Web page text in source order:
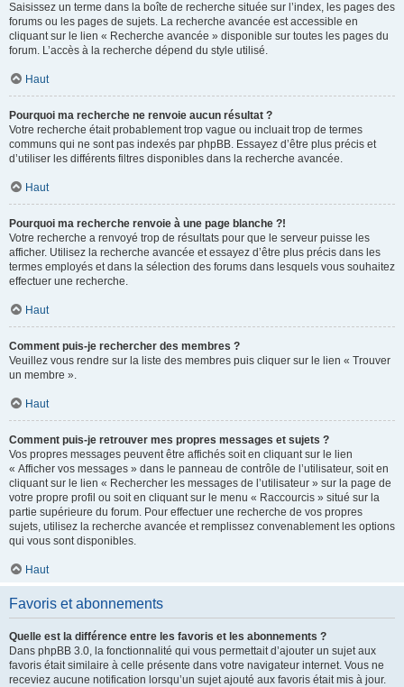
Saisissez un terme dans la boîte de recherche située sur l’index, les pages des
forums ou les pages de sujets. La recherche avancée est accessible en
cliquant sur le lien « Recherche avancée » disponible sur toutes les pages du
forum. L’accès à la recherche dépend du style utilisé.
Haut
Pourquoi ma recherche ne renvoie aucun résultat ?
Votre recherche était probablement trop vague ou incluait trop de termes
communs qui ne sont pas indexés par phpBB. Essayez d’être plus précis et
d’utiliser les différents filtres disponibles dans la recherche avancée.
Haut
Pourquoi ma recherche renvoie à une page blanche ?!
Votre recherche a renvoyé trop de résultats pour que le serveur puisse les
afficher. Utilisez la recherche avancée et essayez d’être plus précis dans les
termes employés et dans la sélection des forums dans lesquels vous souhaitez
effectuer une recherche.
Haut
Comment puis-je rechercher des membres ?
Veuillez vous rendre sur la liste des membres puis cliquer sur le lien « Trouver
un membre ».
Haut
Comment puis-je retrouver mes propres messages et sujets ?
Vos propres messages peuvent être affichés soit en cliquant sur le lien
« Afficher vos messages » dans le panneau de contrôle de l’utilisateur, soit en
cliquant sur le lien « Rechercher les messages de l’utilisateur » sur la page de
votre propre profil ou soit en cliquant sur le menu « Raccourcis » situé sur la
partie supérieure du forum. Pour effectuer une recherche de vos propres
sujets, utilisez la recherche avancée et remplissez convenablement les options
qui vous sont disponibles.
Haut
Favoris et abonnements
Quelle est la différence entre les favoris et les abonnements ?
Dans phpBB 3.0, la fonctionnalité qui vous permettait d’ajouter un sujet aux
favoris était similaire à celle présente dans votre navigateur internet. Vous ne
receviez aucune notification lorsqu’un sujet ajouté aux favoris était mis à jour.